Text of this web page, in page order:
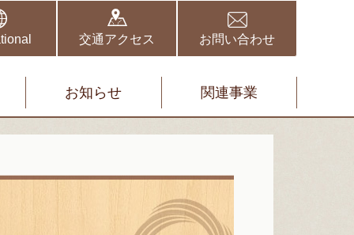
交通アクセス お問い合わせ
野伏間クリニック 矢取クリニック
お知らせ 関連事業